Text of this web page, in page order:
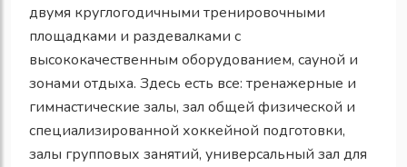
двумя круглогодичными тренировочными
площадками и раздевалками с
высококачественным оборудованием, сауной и
зонами отдыха. Здесь есть все: тренажерные и
гимнастические залы, зал общей физической и
специализированной хоккейной подготовки,
залы групповых занятий, универсальный зал для